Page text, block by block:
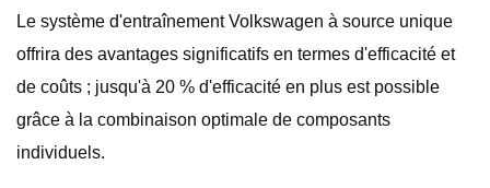
Le système d'entraînement Volkswagen à source unique
offrira des avantages significatifs en termes d'efficacité et
de coûts ; jusqu'à 20 % d'efficacité en plus est possible
grâce à la combinaison optimale de composants
individuels.